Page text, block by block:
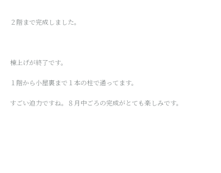
２階まで完成しました。
棟上げが終了です。
１階から小屋裏まで１本の柱で通ってます。
すごい迫力ですね。８月中ごろの完成がとても楽しみです。